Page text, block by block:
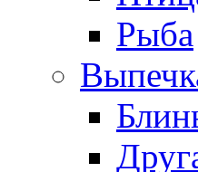
Рыба